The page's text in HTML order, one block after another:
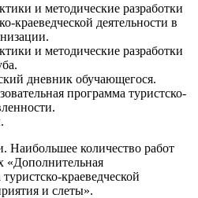
и методические разработки
краеведческой деятельности в
и методические разработки
дневник обучающегося.
программа туристско-
Наибольшее количество работ
«Дополнительная
краеведческой
и слеты».